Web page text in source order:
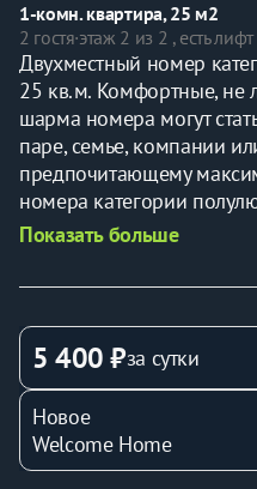
1-комн. квартира, 25 м2
2 гостя·этаж 2 из 2 , есть лифт
Двухместный номер
25 кв.м. Комфортные,
шарма номера могут
паре, семье, компании
предпочитающему
номера категории
каждого номера есть
нашем отеле:
предметов
Показать больше
5 400 ₽за сутки
Новое
Welcome Home